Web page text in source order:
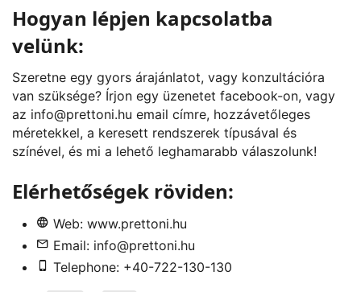
Hogyan lépjen kapcsolatba
velünk:
Szeretne egy gyors árajánlatot, vagy konzultációra
van szüksége? Írjon egy üzenetet facebook-on, vagy
az info@prettoni.hu email címre, hozzávetőleges
méretekkel, a keresett rendszerek típusával és
színével, és mi a lehető leghamarabb válaszolunk!
Elérhetőségek röviden:
Web: www.prettoni.hu
Email: info@prettoni.hu
Telephone: +40-722-130-130